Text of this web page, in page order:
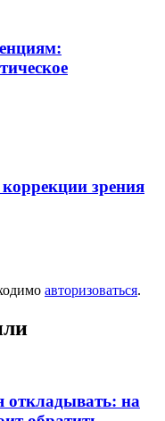
зрения
авторизоваться.
откладывать: на